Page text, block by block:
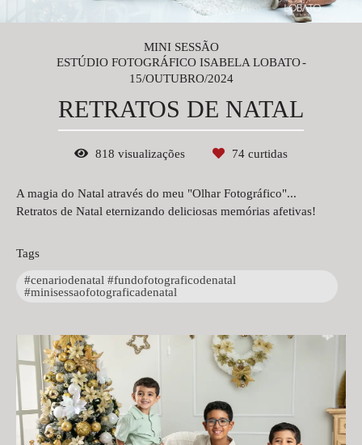
MINI SESSÃO
ESTÚDIO FOTOGRÁFICO ISABELA LOBATO
15/OUTUBRO/2024
RETRATOS DE NATAL
818 visualizações 74 curtidas
A magia do Natal através do meu "Olhar Fotográfico"...
Retratos de Natal eternizando deliciosas memórias afetivas!
Tags
#cenariodenatal #fundofotograficodenatal
#minisessaofotograficadenatal